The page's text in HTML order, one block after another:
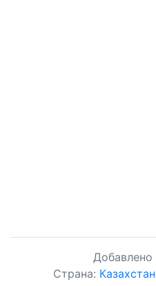
Добавлено
Страна: Казахстан